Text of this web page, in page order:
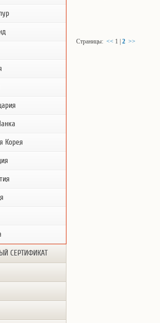
Корея
СЕРТИФИКАТ
Страницы: << 1 2 >>